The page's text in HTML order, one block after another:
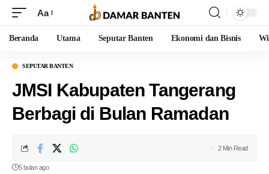
Aa
Beranda Utama Seputar Banten Ekonomi dan Bisnis
SEPUTAR BANTEN
JMSI Kabupaten Tangerang
Berbagi di Bulan Ramadan
5 bulan ago
2 Min Read